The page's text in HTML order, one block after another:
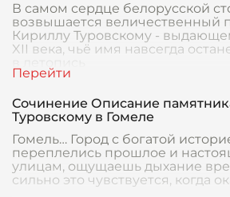
В самом сердце белорусской
возвышается величественный
Кириллу Туровскому -
XII века, чьё имя навсегда
Сочинение Описание
Туровскому в Гомеле
Гомель… Город с богатой
переплелись прошлое и
улицам, ощущаешь дыхание
сильно это чувствуется, когда